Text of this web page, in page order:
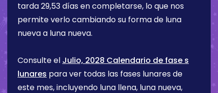
tarda 29,53 días en completarse, lo que nos
permite verlo cambiando su forma de luna
nueva a luna nueva.
Consulte el Julio, 2028 Calendario de fase s
lunares para ver todas las fases lunares de
este mes, incluyendo luna llena, luna nueva,